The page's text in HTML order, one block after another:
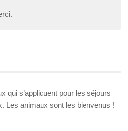
qui s’appliquent pour les séjours
Les animaux sont les bienvenus !